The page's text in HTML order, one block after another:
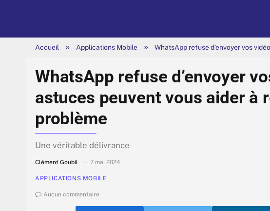
Accueil » Applications Mobile » WhatsApp refuse d’envoyer vos
WhatsApp refuse d’envoyer
astuces peuvent vous aider à
problème
Une véritable délivrance
Clément Goubil 7 mai 2024
APPLICATIONS MOBILE
Aucun commentaire